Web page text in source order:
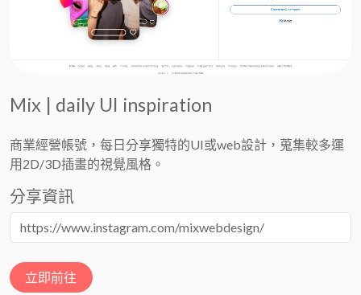
Mix | daily UI inspiration
商業經營帳號，每日分享獨特的UI或web設計，蒐集較多運
用2D/3D插畫的視覺風格。
分享資訊
立即前往